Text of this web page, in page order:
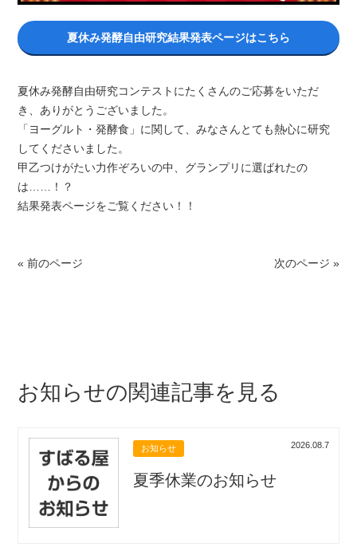
夏休み発酵自由研究結果発表ページはこちら
夏休み発酵自由研究コンテストにたくさんのご応募をいただ
き、ありがとうございました。
「ヨーグルト・発酵食」に関して、みなさんとても熱心に研究
してくださいました。
甲乙つけがたい力作ぞろいの中、グランプリに選ばれたの
は……！？
結果発表ページをご覧ください！！
« 前のページ 次のページ »
お知らせの関連記事を見る
お知らせ 2026.08.7
夏季休業のお知らせ